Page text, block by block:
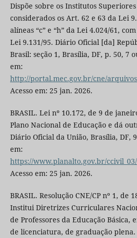
Dispõe sobre os Institutos
considerados os Art. 62 e 63 da Lei
alíneas “c” e “h” da Lei 4.024/61,
Lei 9.131/95. Diário Oficial [da]
Brasil: seção 1, Brasília, DF, p. 50, 7
em:
http://portal.mec.gov.br/cne/
Acesso em: 25 jan. 2026.
BRASIL. Lei nº 10.172, de 9 de
Plano Nacional de Educação e dá
Diário Oficial da União, Brasília, DF,
em:
https://www.planalto.gov.br/
Acesso em: 25 jan. 2026.
BRASIL. Resolução CNE/CP nº 1, de
Institui Diretrizes Curriculares
de Professores da Educação
de licenciatura, de graduação